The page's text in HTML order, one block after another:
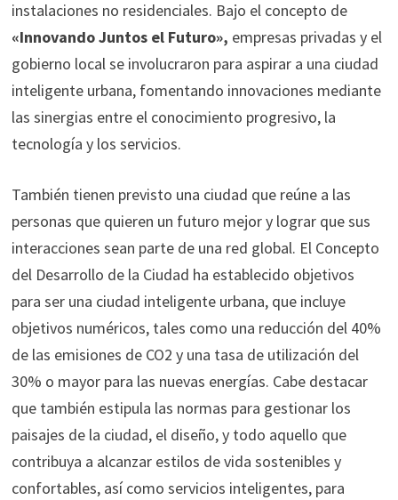
instalaciones no residenciales. Bajo el concepto de
«Innovando Juntos el Futuro», empresas privadas y el
gobierno local se involucraron para aspirar a una ciudad
inteligente urbana, fomentando innovaciones mediante
las sinergias entre el conocimiento progresivo, la
tecnología y los servicios.
También tienen previsto una ciudad que reúne a las
personas que quieren un futuro mejor y lograr que sus
interacciones sean parte de una red global. El Concepto
del Desarrollo de la Ciudad ha establecido objetivos
para ser una ciudad inteligente urbana, que incluye
objetivos numéricos, tales como una reducción del 40%
de las emisiones de CO2 y una tasa de utilización del
30% o mayor para las nuevas energías. Cabe destacar
que también estipula las normas para gestionar los
paisajes de la ciudad, el diseño, y todo aquello que
contribuya a alcanzar estilos de vida sostenibles y
confortables, así como servicios inteligentes, para